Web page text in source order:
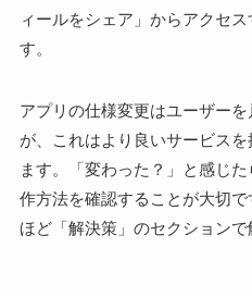
ィールをシェア」からアクセ
す。
アプリの仕様変更はユーザー
が、これはより良いサービス
ます。「変わった？」と感じ
作方法を確認することが大切
ほど「解決策」のセクションで